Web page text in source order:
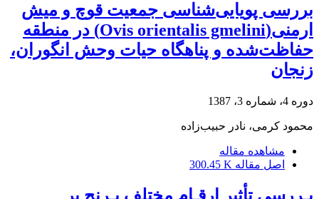
بررسی پویایی‌شناسی جمعیت قوچ و میش
ارمنی(Ovis orientalis gmelini) در منطقه
حفاظت‌شده و پناهگاه حیات وحش انگوران،
زنجان
دوره 4، شماره 3، 1387
محمود کرمی، نادر حبیب‌زاده
مشاهده مقاله
اصل مقاله 300.45 K